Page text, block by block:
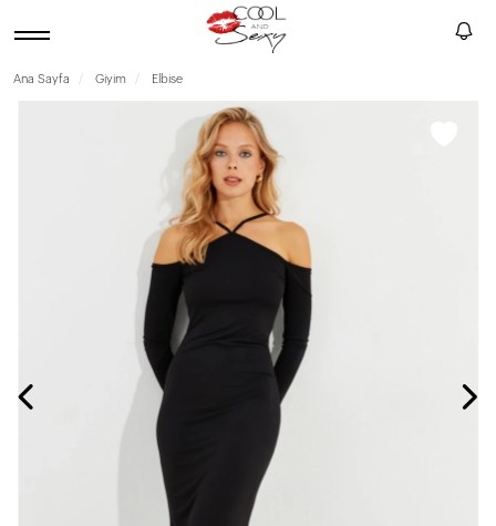
Ana Sayfa Giyim Elbise